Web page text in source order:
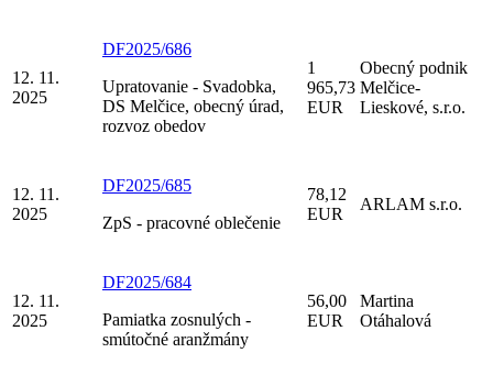
12. 11.
2025
DF2025/686
Upratovanie - Svadobka,
DS Melčice, obecný úrad,
rozvoz obedov
1
965,73
EUR
Obecný podnik
Melčice-
Lieskové, s.r.o.
12. 11.
2025
DF2025/685
ZpS - pracovné oblečenie
78,12
EUR
ARLAM s.r.o.
12. 11.
2025
DF2025/684
Pamiatka zosnulých -
smútočné aranžmány
56,00
EUR
Martina
Otáhalová